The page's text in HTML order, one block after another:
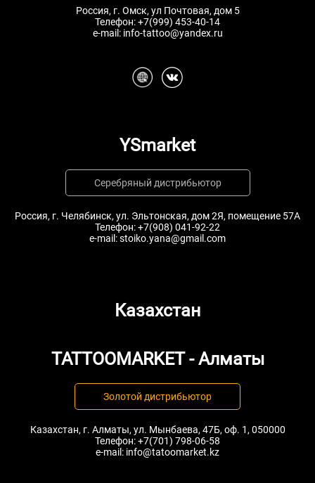
Россия, г. Омск, ул Почтовая, дом 5
Телефон:+7(999) 453-40-14
e-mail: info-tattoo@yandex.ru
YSmarket
Серебряный дистрибьютор
Россия, г. Челябинск, ул. Эльтонская, дом 2Я, помещение 57А
Телефон:+7(908) 041-92-22
e-mail:stoiko.yana@gmail.com
Казахстан
TATTOOMARKET - Алматы
Золотой дистрибьютор
Казахстан, г. Алматы, ул. Мынбаева, 47Б, оф. 1, 050000
Телефон:+7(701) 798-06-58
e-mail: info@tatoomarket.kz